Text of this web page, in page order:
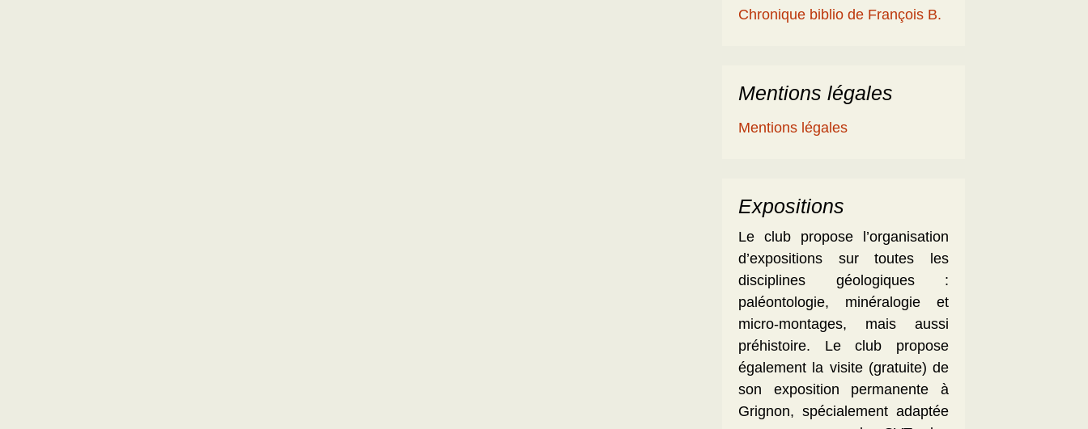
Chronique biblio de François B.
Mentions légales
Mentions légales
Expositions
Le club propose l’organisation
d’expositions sur toutes les
disciplines géologiques :
paléontologie, minéralogie et
micro-montages, mais aussi
préhistoire. Le club propose
également la visite (gratuite) de
son exposition permanente à
Grignon, spécialement adaptée